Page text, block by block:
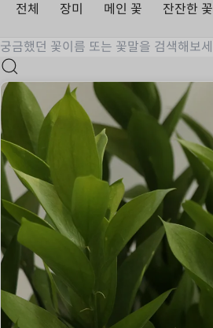
전체 장미 메인 꽃 잔잔한 꽃